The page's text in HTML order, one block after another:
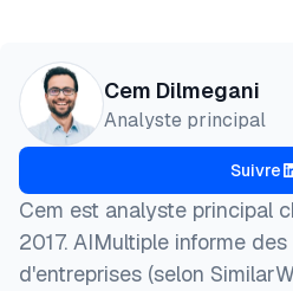
@misc{dilmegani2026,
author = {Dilmegani,
title  = {{Top 10
  year   = {2026},
howpublished    =
note   = {AIMultiple.
}
Cem Dilmegani
Analyste principal
Suivre
Cem est analyste principal
2017. AIMultiple informe
d'entreprises (selon